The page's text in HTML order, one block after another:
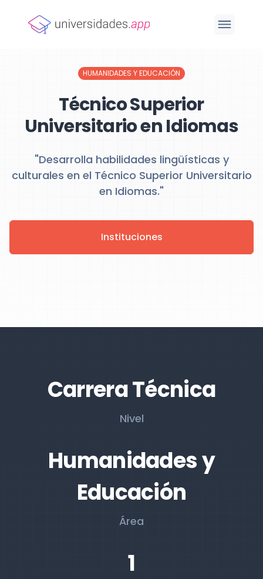
HUMANIDADES Y EDUCACIÓN
Técnico Superior
Universitario en Idiomas
"Desarrolla habilidades lingüísticas y
culturales en el Técnico Superior Universitario
en Idiomas."
Instituciones
Carrera Técnica
Nivel
Humanidades y
Educación
Área
1